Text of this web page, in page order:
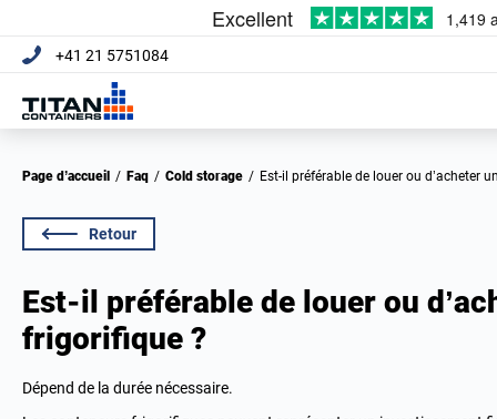
+41 21 5751084
Page d’accueil / Faq / Cold storage / Est-il préférable de louer ou d’acheter
Retour
Est-il préférable de louer ou
frigorifique ?
Dépend de la durée nécessaire.